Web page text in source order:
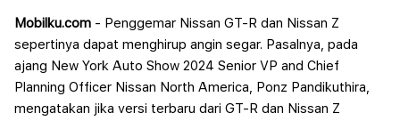
Mobilku.com - Penggemar Nissan GT-R dan Nissan Z
sepertinya dapat menghirup angin segar. Pasalnya, pada
ajang New York Auto Show 2024 Senior VP and Chief
Planning Officer Nissan North America, Ponz Pandikuthira,
mengatakan jika versi terbaru dari GT-R dan Nissan Z